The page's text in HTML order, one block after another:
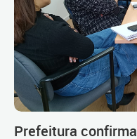
Prefeitura